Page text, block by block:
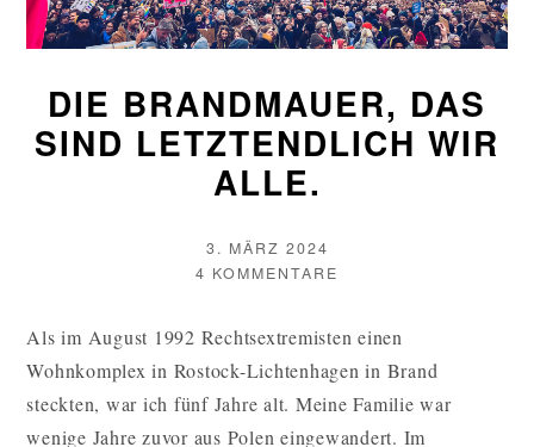
DIE BRANDMAUER, DAS
SIND LETZTENDLICH WIR
ALLE.
VERÖFFENTLICHT
AM
3. MÄRZ 2024
AUTOR
4 KOMMENTARE
DAS
SIND
LETZTENDLICH
Als im August 1992 Rechtsextremisten einen
Wohnkomplex in Rostock-Lichtenhagen in Brand
steckten, war ich fünf Jahre alt. Meine Familie war
wenige Jahre zuvor aus Polen eingewandert. Im